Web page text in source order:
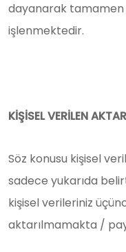
dayanarak tamamen
işlenmektedir.
KİŞİSEL VERİLEN
Söz konusu kişisel
sadece yukarıda
kişisel verileriniz
aktarılmamakta /